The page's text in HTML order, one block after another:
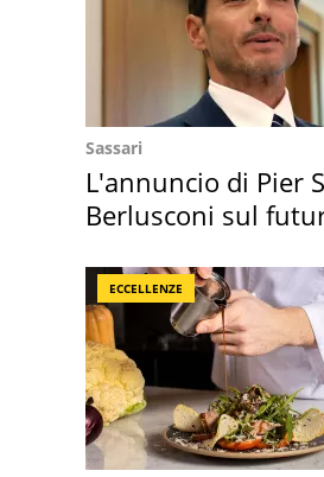
Sassari
L'annuncio di Pier
Berlusconi sul
ECCELLENZE